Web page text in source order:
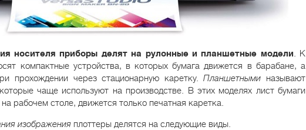
носителя приборы делят на рулонные и планшетные модели . К
компактные устройства, в которых бумага движется в барабане, а
прохождении через стационарную каретку.Планшетными называют
чаще используют на производстве. В этих моделях лист бумаги
рабочем столе, движется только печатная каретка.
изображения плоттеры делятся на следующие виды.